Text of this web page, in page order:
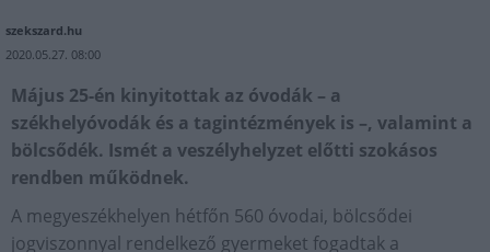
szekszard.hu
2020.05.27. 08:00
Május 25-én kinyitottak az óvodák – a
székhelyóvodák és a tagintézmények is –, valamint a
bölcsődék. Ismét a veszélyhelyzet előtti szokásos
rendben működnek.
A megyeszékhelyen hétfőn 560 óvodai, bölcsődei
jogviszonnyal rendelkező gyermeket fogadtak a